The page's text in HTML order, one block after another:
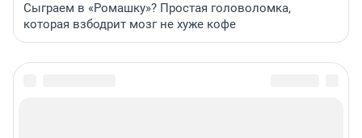
Сыграем в «Ромашку»? Простая головоломка,
которая взбодрит мозг не хуже кофе